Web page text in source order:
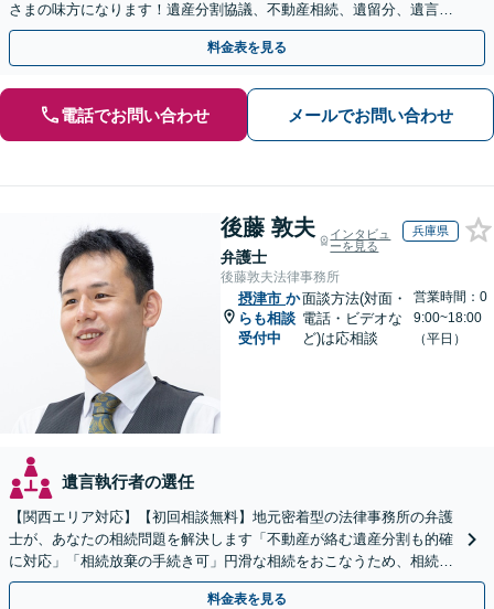
さまの味方になります！遺産分割協議、不動産相続、遺留分、遺言書
の作成など【烏丸御池駅7分】
料金表を見る
電話でお問い合わせ メールでお問い合わせ
後藤 敦夫
弁護士
インタビュ
ーを見る
兵庫県
後藤敦夫法律事務所
摂津市 か
らも相談
受付中
面談方法(対面・
電話・ビデオな
ど)は応相談
営業時間：0
9:00~18:00
（平日）
遺言執行者の選任
【関西エリア対応】【初回相談無料】地元密着型の法律事務所の弁護
士が、あなたの相続問題を解決します「不動産が絡む遺産分割も的確
に対応」「相続放棄の手続き可」円滑な相続をおこなうため、相続問
題は自分の代で解決しましょう【完全個室制】
料金表を見る